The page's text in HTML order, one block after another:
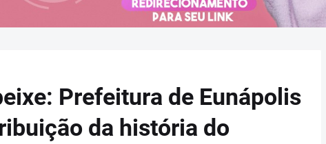
Prefeitura de Eunápolis
da história do